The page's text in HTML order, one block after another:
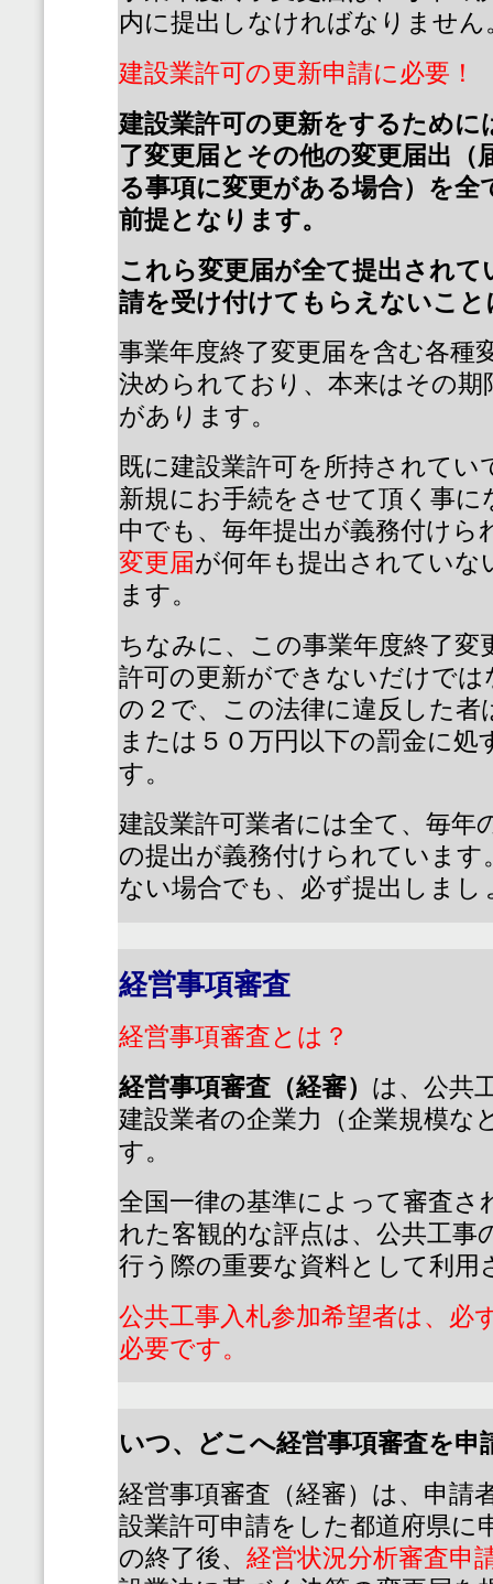
内に提出しなければなりません
建設業許可の更新申請に必要！
建設業許可の更新をするために
了変更届とその他の変更届出（
る事項に変更がある場合）を
前提となります。
これら変更届が全て提出されて
請を受け付けてもらえないこ
事業年度終了変更届を含む各種
決められており、本来はその期
があります。
既に建設業許可を所持されてい
新規にお手続をさせて頂く事
中でも、毎年提出が義務付けら
変更届が何年も提出されていな
ます。
ちなみに、この事業年度終了変
許可の更新ができないだけでは
の２で、この法律に違反した者
または５０万円以下の罰金に
す。
建設業許可業者には全て、毎年
の提出が義務付けられています
ない場合でも、必ず提出しまし
経営事項審査
経営事項審査とは？
経営事項審査（経審） は、公共
建設業者の企業力（企業規模な
す。
全国一律の基準によって審査さ
れた客観的な評点は、公共工事
行う際の重要な資料として利用
公共工事入札参加希望者は、必
必要です。
いつ、どこへ経営事項審査を申
経営事項審査（経審）は、申請
設業許可申請をした都道府県に
の終了後、経営状況分析審査申